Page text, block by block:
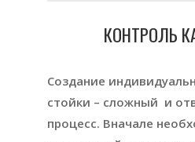
КОНТРОЛЬ
Создание
стойки – сложный и
процесс. Вначале